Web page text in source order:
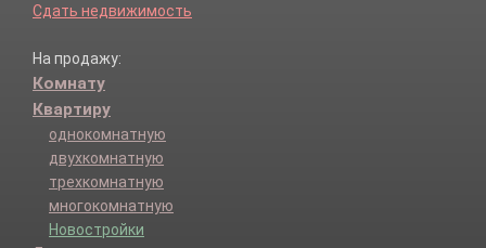
Сдать недвижимость
На продажу:
Комнату
Квартиру
однокомнатную
двухкомнатную
трехкомнатную
многокомнатную
Новостройки